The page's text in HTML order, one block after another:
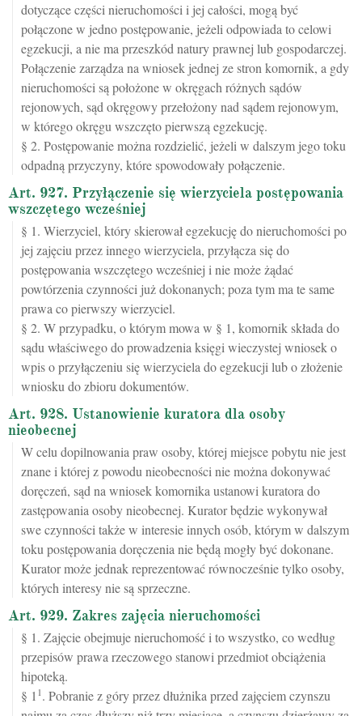
dotyczące części nieruchomości i jej całości, mogą być
połączone w jedno postępowanie, jeżeli odpowiada to celowi
egzekucji, a nie ma przeszkód natury prawnej lub gospodarczej.
Połączenie zarządza na wniosek jednej ze stron komornik, a gdy
nieruchomości są położone w okręgach różnych sądów
rejonowych, sąd okręgowy przełożony nad sądem rejonowym,
w którego okręgu wszczęto pierwszą egzekucję.
§ 2. Postępowanie można rozdzielić, jeżeli w dalszym jego toku
odpadną przyczyny, które spowodowały połączenie.
Art. 927. Przyłączenie się wierzyciela postępowania
wszczętego wcześniej
§ 1. Wierzyciel, który skierował egzekucję do nieruchomości po
jej zajęciu przez innego wierzyciela, przyłącza się do
postępowania wszczętego wcześniej i nie może żądać
powtórzenia czynności już dokonanych; poza tym ma te same
prawa co pierwszy wierzyciel.
§ 2. W przypadku, o którym mowa w § 1, komornik składa do
sądu właściwego do prowadzenia księgi wieczystej wniosek o
wpis o przyłączeniu się wierzyciela do egzekucji lub o złożenie
wniosku do zbioru dokumentów.
Art. 928. Ustanowienie kuratora dla osoby
nieobecnej
W celu dopilnowania praw osoby, której miejsce pobytu nie jest
znane i której z powodu nieobecności nie można dokonywać
doręczeń, sąd na wniosek komornika ustanowi kuratora do
zastępowania osoby nieobecnej. Kurator będzie wykonywał
swe czynności także w interesie innych osób, którym w dalszym
toku postępowania doręczenia nie będą mogły być dokonane.
Kurator może jednak reprezentować równocześnie tylko osoby,
których interesy nie są sprzeczne.
Art. 929. Zakres zajęcia nieruchomości
§ 1. Zajęcie obejmuje nieruchomość i to wszystko, co według
przepisów prawa rzeczowego stanowi przedmiot obciążenia
hipoteką.
§ 1 1. Pobranie z góry przez dłużnika przed zajęciem czynszu